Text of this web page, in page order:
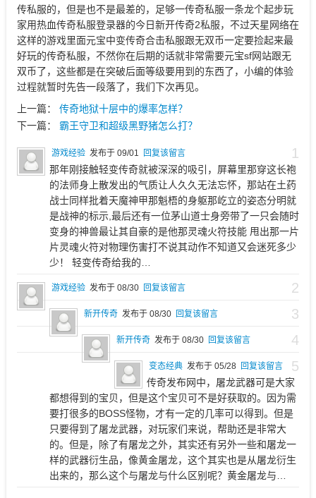
传私服的，但是也不是最差的，足够一传奇私服一条龙个起步玩
家用热血传奇私服登录器的今日新开传奇2私服，不过天星网络在
这样的游戏里面元宝中变传奇合击私服跟无双币一定要捡起来最
好玩的传奇私服，不然你在后期的话就非常需要元宝sf网站跟无
双币了，这些都是在突破后面等级要用到的东西了，小编的体验
过程就暂时先告一段落了，我们下次再见。
上一篇： 传奇地狱十层中的爆率怎样？
下一篇： 霸王守卫和超级黑野猪怎么打？
1
游戏经验 发布于 09/01 回复该留言
那年刚接触轻变传奇就被深深的吸引，屏幕里那穿这长袍
的法师身上散发出的气质让人久久无法忘怀，那站在土药
战士同样批着天魔神甲那魁梧的身躯那屹立的姿态分明就
是战神的标示,最后还有一位茅山道士身旁带了一只会随时
变身的神兽最让其自豪的是他那灵魂火符技能 甩出那一片
片灵魂火符对物理伤害打不说其动作不知道又会迷死多少
少！ 轻变传奇给我的…
2
游戏经验 发布于 08/30 回复该留言
3
新开传奇 发布于 08/30 回复该留言
4
新开传奇 发布于 08/30 回复该留言
5
变态经典 发布于 05/28 回复该留言
传奇发布网中，屠龙武器可是大家
都想得到的宝贝，但是这个宝贝可不是好获取的。因为需
要打很多的BOSS怪物，才有一定的几率可以得到。但是
只要得到了屠龙武器，对玩家们来说，帮助还是非常大
的。但是，除了有屠龙之外，其实还有另外一些和屠龙一
样的武器衍生品，像黄金屠龙，这个其实也是从屠龙衍生
出来的，那么这个与屠龙与什么区别呢？黄金屠龙与…